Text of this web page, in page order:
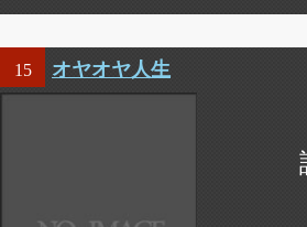
15 オヤオヤ人生